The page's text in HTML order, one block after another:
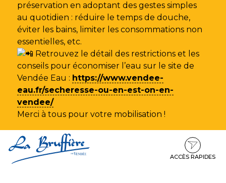
préservation en adoptant des gestes simples
au quotidien : réduire le temps de douche,
éviter les bains, limiter les consommations non
essentielles, etc.
Retrouvez le détail des restrictions et les
conseils pour économiser l’eau sur le site de
Vendée Eau : https://www.vendee-
eau.fr/secheresse-ou-en-est-on-en-
vendee/
Merci à tous pour votre mobilisation !
au
contenu
au
ACCÈS RAPIDES